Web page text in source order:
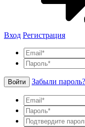
Вход Регистрация
Войти Забыли пароль?